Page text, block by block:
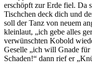
erschöpft zur Erde fiel. Da
Tischchen deck dich und
soll der Tanz von neuem
kleinlaut, „ich gebe alles
verwünschten Kobold
Geselle „ich will Gnade für
Schaden!“ dann rief er